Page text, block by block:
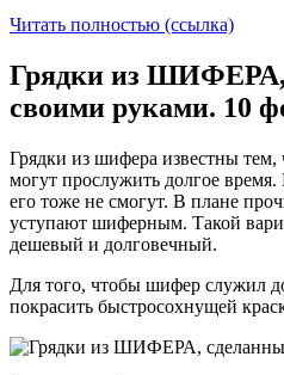
Читать полностью (ссылка)
Грядки из ШИФЕРА,
своими руками. 10
Грядки из шифера известны
могут прослужить долгое
его тоже не смогут. В плане
уступают шиферным. Такой
дешевый и долговечный.
Для того, чтобы шифер служил
покрасить быстросохнущей